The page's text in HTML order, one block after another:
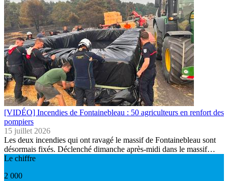
[VIDÉO] Incendies de Fontainebleau : 50 agriculteurs en renfort des
pompiers
15 juillet 2026
Les deux incendies qui ont ravagé le massif de Fontainebleau sont
désormais fixés. Déclenché dimanche après-midi dans le massif…
Le chiffre
2 000